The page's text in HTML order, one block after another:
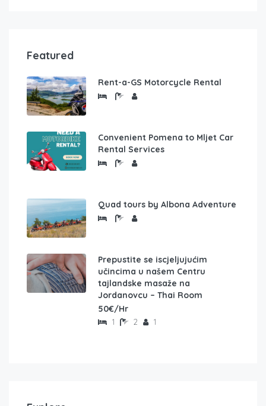
Featured
Rent-a-GS Motorcycle Rental
Convenient Pomena to Mljet Car
Rental Services
Quad tours by Albona Adventure
Prepustite se iscjeljujućim
učincima u našem Centru
tajlandske masaže na
Jordanovcu – Thai Room
50€/Hr
1 2 1